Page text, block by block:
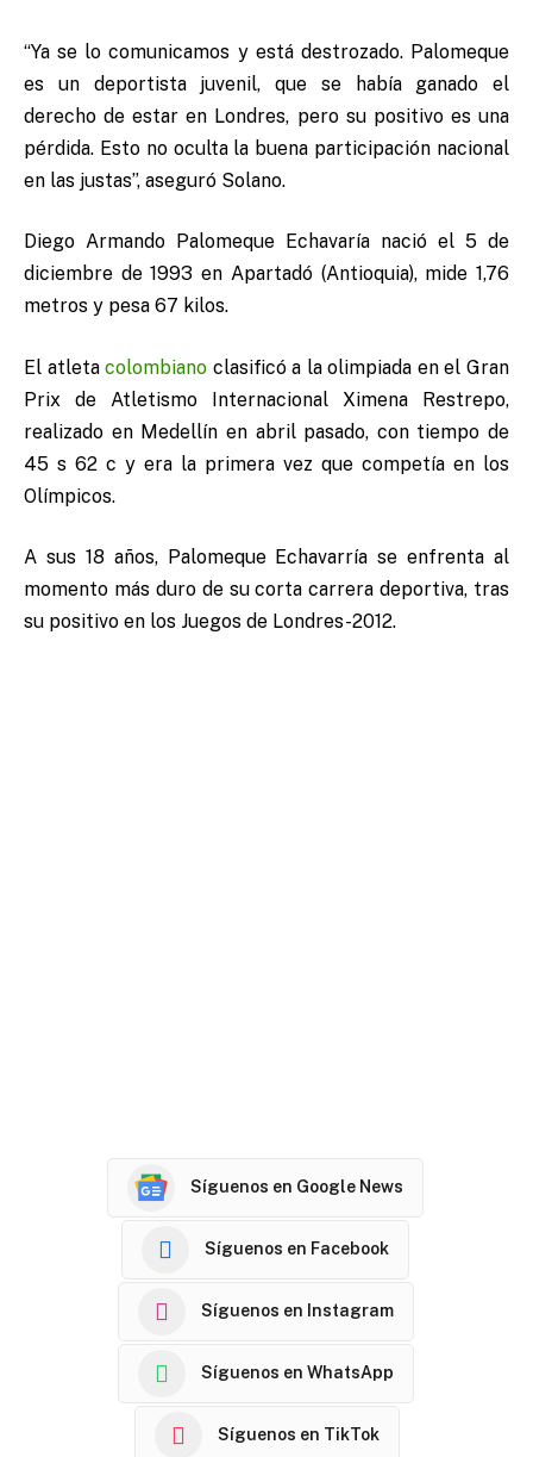
“Ya se lo comunicamos y está destrozado. Palomeque
es un deportista juvenil, que se había ganado el
derecho de estar en Londres, pero su positivo es una
pérdida. Esto no oculta la buena participación nacional
en las justas”, aseguró Solano.
Diego Armando Palomeque Echavaría nació el 5 de
diciembre de 1993 en Apartadó (Antioquia), mide 1,76
metros y pesa 67 kilos.
El atletacolombiano clasificó a la olimpiada en el Gran
Prix de Atletismo Internacional Ximena Restrepo,
realizado en Medellín en abril pasado, con tiempo de
45 s 62 c y era la primera vez que competía en los
Olímpicos.
A sus 18 años, Palomeque Echavarría se enfrenta al
momento más duro de su corta carrera deportiva, tras
su positivo en los Juegos de Londres-2012.
Síguenos en Google News
Síguenos en Facebook
Síguenos en Instagram
Síguenos en WhatsApp
Síguenos en TikTok